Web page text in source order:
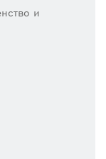
и